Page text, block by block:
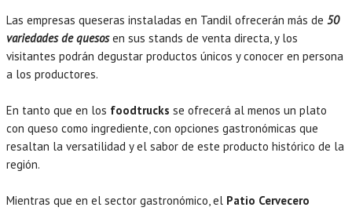
Las empresas queseras instaladas en Tandil ofrecerán más de 50
variedades de quesos en sus stands de venta directa, y los
visitantes podrán degustar productos únicos y conocer en persona
a los productores.
En tanto que en los foodtrucks se ofrecerá al menos un plato
con queso como ingrediente, con opciones gastronómicas que
resaltan la versatilidad y el sabor de este producto histórico de la
región.
Mientras que en el sector gastronómico, el Patio Cervecero